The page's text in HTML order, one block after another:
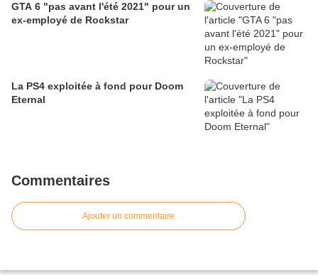
GTA 6 "pas avant l'été 2021" pour un
ex-employé de Rockstar
La PS4 exploitée à fond pour Doom
Eternal
Commentaires
Ajouter un commentaire